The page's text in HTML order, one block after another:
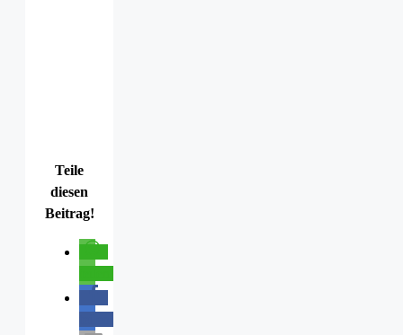
Teile
diesen
Beitrag!